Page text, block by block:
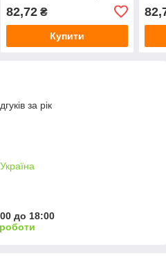
82,72₴
Купити
за рік
до 18:00